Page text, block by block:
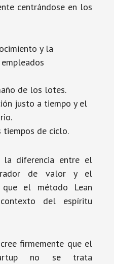
centrándose en los
y la
de los lotes.
justo a tiempo y el
de ciclo.
la diferencia entre el
de valor y el
que el método Lean
del espíritu
firmemente que el
no se trata